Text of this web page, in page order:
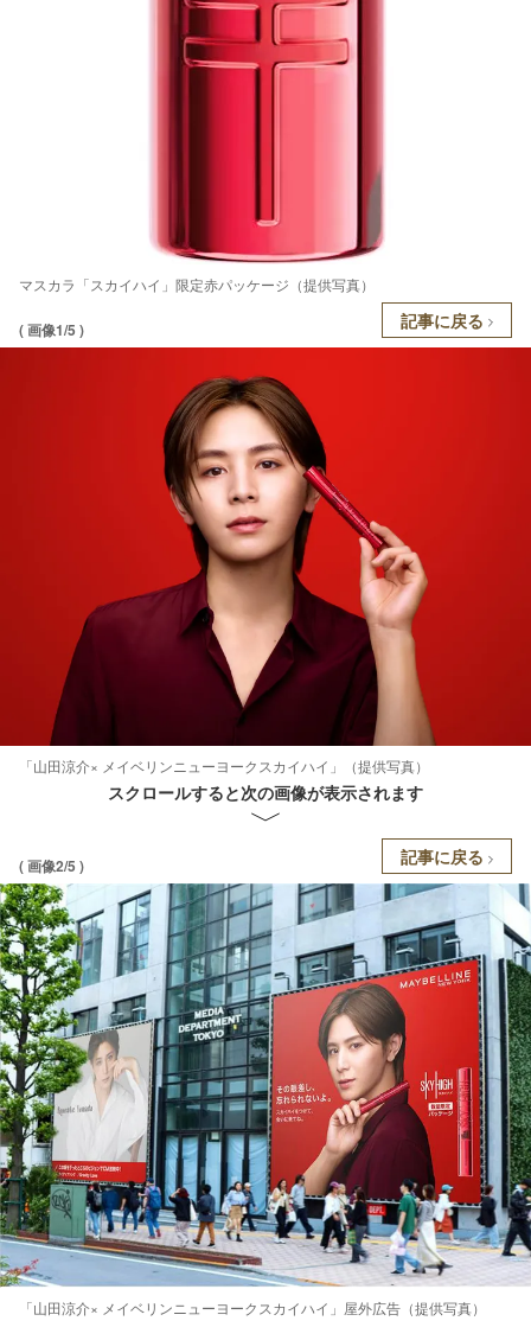
マスカラ「スカイハイ」限定赤パッケージ（提供写真）
( 画像1/5 ) 記事に戻る
「山田涼介× メイベリンニューヨークスカイハイ」（提供写真）
スクロールすると次の画像が表示されます
( 画像2/5 ) 記事に戻る
「山田涼介× メイベリンニューヨークスカイハイ」屋外広告（提供写真）